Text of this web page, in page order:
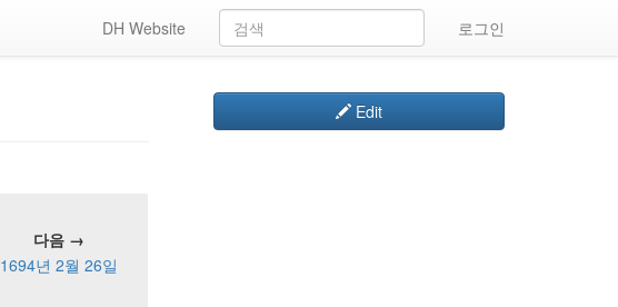
로그인
DH Website
다음 →
1694년 2월 26일
Edit